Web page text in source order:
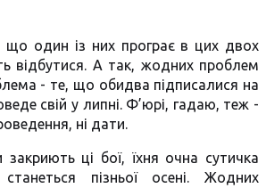
що один із них програє в цих двох
відбутися. А так, жодних проблем
- те, що обидва підписалися на
свій у липні. Ф’юрі, гадаю, теж -
ні дати.
закриють ці бої, їхня очна сутичка
пізньої осені. Жодних